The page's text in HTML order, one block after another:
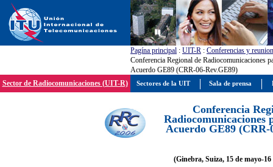
Pagína principal : UIT-R : Conferencias y
Conferencia Regional de Radiocomunicaciones
Acuerdo GE89 (CRR-06-Rev.GE89)
Sector de Radiocomunicaciones (UIT-R)
Conferencia
Radiocomunicaciones
Acuerdo GE89 (CRR-
(Ginebra, Suiza, 15 de mayo-
Sectores de la UIT Sala de prensa